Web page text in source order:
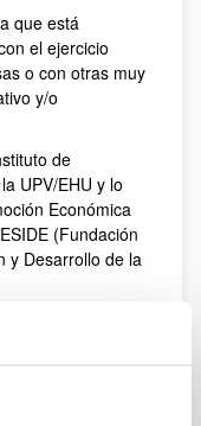
que está
el ejercicio
o con otras muy
y/o
de
UPV/EHU y lo
Económica
(Fundación
y Desarrollo de la